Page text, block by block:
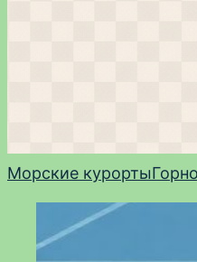
Морские курорты